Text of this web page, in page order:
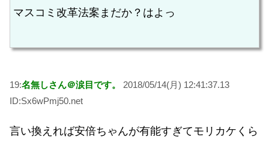
マスコミ改革法案まだか？はよっ
19:名無しさん＠涙目です。
2018/05/14(月) 12:41:37.13
ID:Sx6wPmj50.net
言い換えれば安倍ちゃんが有能すぎてモリカケくら